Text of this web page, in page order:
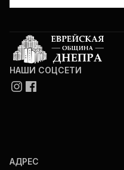
НАШИ СОЦСЕТИ
АДРЕС